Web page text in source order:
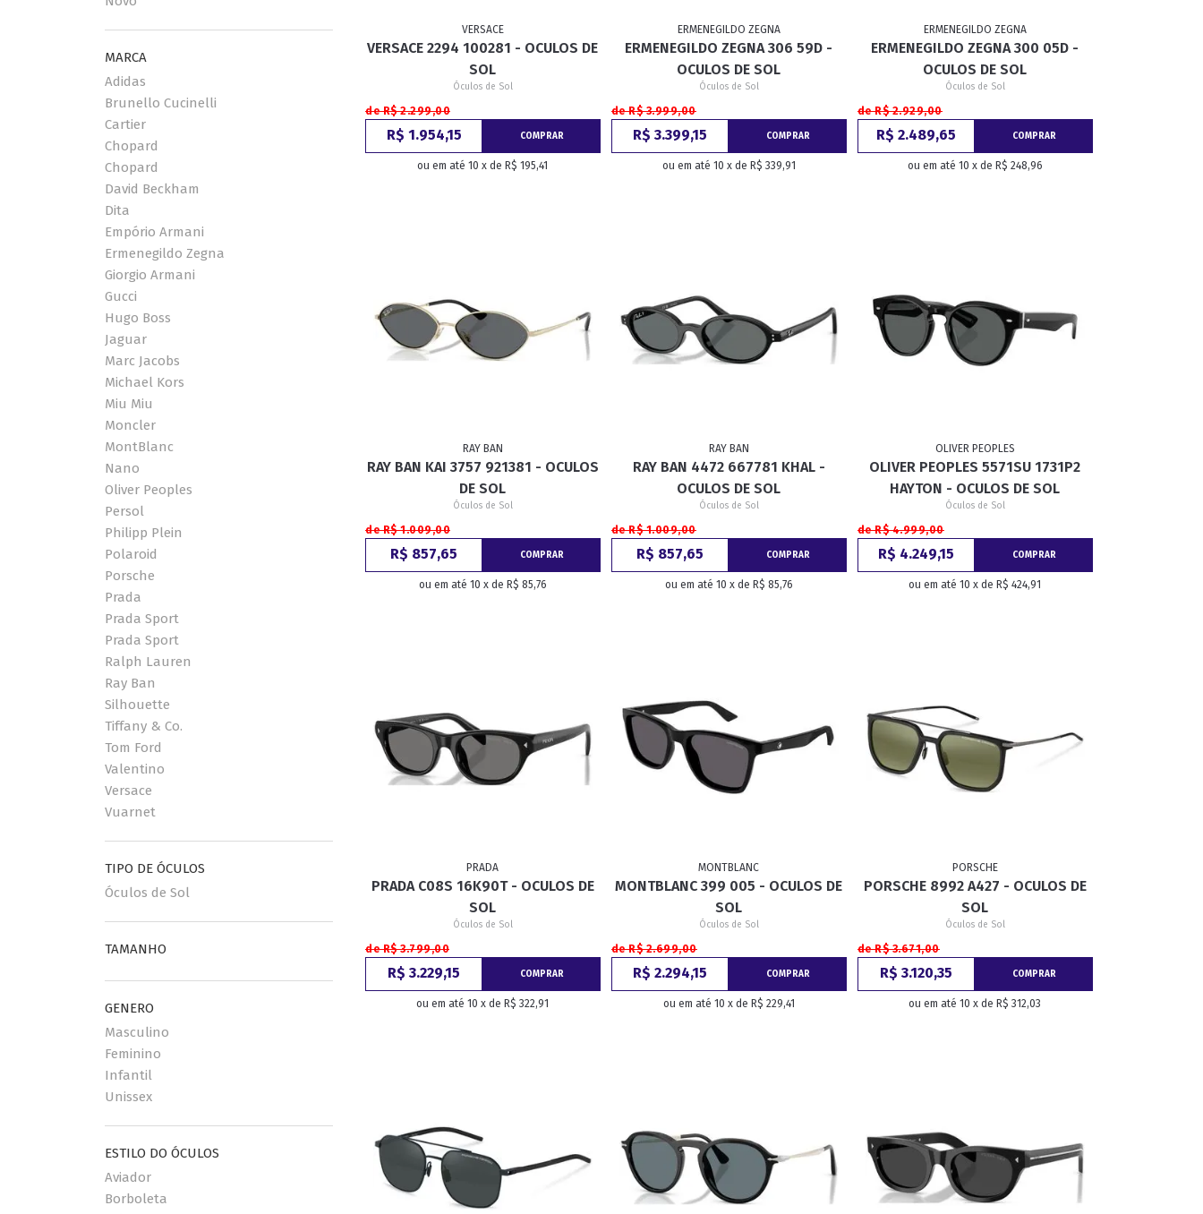
RETRÔ MÁSCARA BORBOLETA CAÇADOR GATINHO
GRIFES
MARCA
Adidas
Brunello Cucinelli
Cartier
Chopard
Chopard
David Beckham
Dita
Empório Armani
Ermenegildo Zegna
Giorgio Armani
Gucci
Hugo Boss
Jaguar
Marc Jacobs
Michael Kors
Miu Miu
Moncler
MontBlanc
Nano
Oliver Peoples
Persol
Philipp Plein
Polaroid
Porsche
Prada
Prada Sport
Prada Sport
Ralph Lauren
Ray Ban
Silhouette
Tiffany & Co.
Tom Ford
Valentino
Versace
Vuarnet
TIPO DE ÓCULOS
Óculos de Sol
TAMANHO
GENERO
Masculino
Feminino
Infantil
Unissex
ESTILO DO ÓCULOS
Aviador
Borboleta
VERSACE
VERSACE 2294 100281 - OCULOS DE
SOL
Óculos de Sol
de R$ 2.299,00
R$ 1.954,15 COMPRAR
ou em até 10 x de R$ 195,41
ERMENEGILDO ZEGNA
ERMENEGILDO ZEGNA 306 59D -
OCULOS DE SOL
Óculos de Sol
de R$ 3.999,00
R$ 3.399,15 COMPRAR
ou em até 10 x de R$ 339,91
ERMENEGILDO ZEGNA
ERMENEGILDO ZEGNA 300 05D -
OCULOS DE SOL
Óculos de Sol
de R$ 2.929,00
R$ 2.489,65 COMPRAR
ou em até 10 x de R$ 248,96
RAY BAN
RAY BAN KAI 3757 921381 - OCULOS
DE SOL
Óculos de Sol
de R$ 1.009,00
R$ 857,65 COMPRAR
ou em até 10 x de R$ 85,76
RAY BAN
RAY BAN 4472 667781 KHAL -
OCULOS DE SOL
Óculos de Sol
de R$ 1.009,00
R$ 857,65 COMPRAR
ou em até 10 x de R$ 85,76
OLIVER PEOPLES
OLIVER PEOPLES 5571SU 1731P2
HAYTON - OCULOS DE SOL
Óculos de Sol
de R$ 4.999,00
R$ 4.249,15 COMPRAR
ou em até 10 x de R$ 424,91
PRADA
PRADA C08S 16K90T - OCULOS DE
SOL
Óculos de Sol
de R$ 3.799,00
R$ 3.229,15 COMPRAR
ou em até 10 x de R$ 322,91
MONTBLANC
MONTBLANC 399 005 - OCULOS DE
SOL
Óculos de Sol
de R$ 2.699,00
R$ 2.294,15 COMPRAR
ou em até 10 x de R$ 229,41
PORSCHE
PORSCHE 8992 A427 - OCULOS DE
SOL
Óculos de Sol
de R$ 3.671,00
R$ 3.120,35 COMPRAR
ou em até 10 x de R$ 312,03